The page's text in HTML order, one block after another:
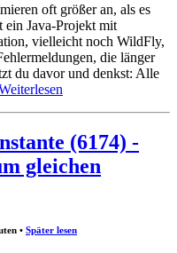
oft größer an, als es
ein Java-Projekt mit
vielleicht noch WildFly,
die länger
du davor und denkst: Alle
(6174) -
gleichen
• Später lesen